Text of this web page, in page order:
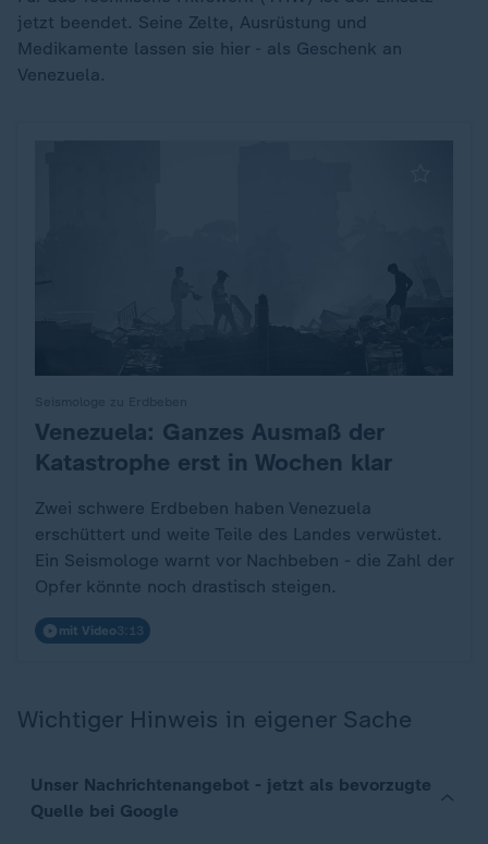
jetzt beendet. Seine Zelte, Ausrüstung und
Medikamente lassen sie hier - als Geschenk an
Venezuela.
:
Venezuela: Ganzes Ausmaß der
Katastrophe erst in Wochen klar
Zwei schwere Erdbeben haben Venezuela
erschüttert und weite Teile des Landes verwüstet.
Ein Seismologe warnt vor Nachbeben - die Zahl der
Opfer könnte noch drastisch steigen.
mit Video3:13
Wichtiger Hinweis in eigener Sache
Unser Nachrichtenangebot - jetzt als bevorzugte
Quelle bei Google